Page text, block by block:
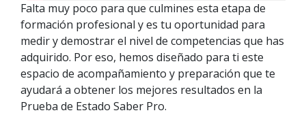
Falta muy poco para que culmines esta etapa de
formación profesional y es tu oportunidad para
medir y demostrar el nivel de competencias que has
adquirido. Por eso, hemos diseñado para ti este
espacio de acompañamiento y preparación que te
ayudará a obtener los mejores resultados en la
Prueba de Estado Saber Pro.